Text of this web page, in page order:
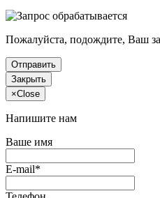
Пожалуйста, подождите, Ваш
Отправить
Закрыть
×Close
Напишите нам
Ваше имя
E-mail*